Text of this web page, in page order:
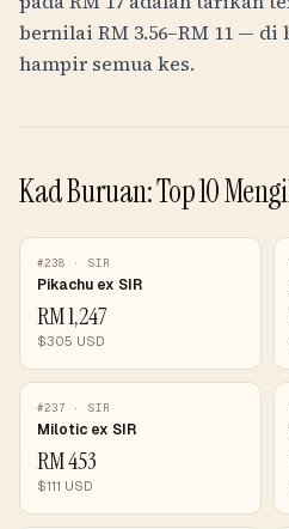
bernilai RM 3.56–RM 11 — di
hampir semua kes.
Kad Buruan: Top 10
#238 · SIR
Pikachu ex SIR
RM1,247
$305 USD
#237 · SIR
Milotic ex SIR
RM453
$111 USD